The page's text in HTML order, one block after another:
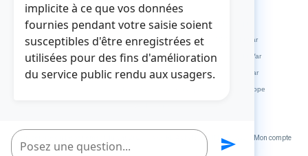
Crédits et mentions légales Plan du site La médiathèque
L'abbaye de La Celle L'HDE Var Visitvar La MDPH du Var
Archives départementales du Var Muséum départemental du Var
Le site des collèges du Var Le site des marchés publics du Var
Service Europe
VOTRE AVIS NOUS INTERESSE Mon compte
implicite à ce que vos données
fournies pendant votre saisie soient
susceptibles d'être enregistrées et
utilisées pour des fins d'amélioration
du service public rendu aux usagers.
Poser une question send